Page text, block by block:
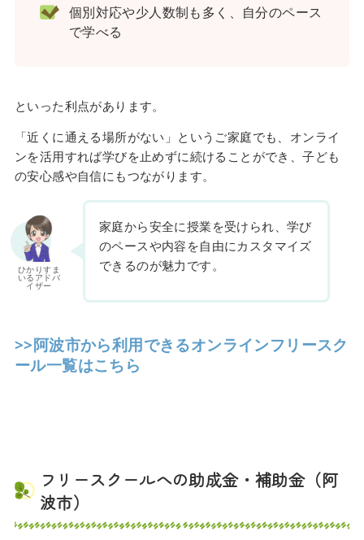
個別対応や少人数制も多く、自分のペース
で学べる
といった利点があります。
「近くに通える場所がない」というご家庭でも、オンライ
ンを活用すれば学びを止めずに続けることができ、子ども
の安心感や自信にもつながります。
ひかりすま
いるアドバ
イザー
家庭から安全に授業を受けられ、学び
のペースや内容を自由にカスタマイズ
できるのが魅力です。
>>阿波市から利用できるオンラインフリースク
ール一覧はこちら
フリースクールへの助成金・補助金（阿
波市）